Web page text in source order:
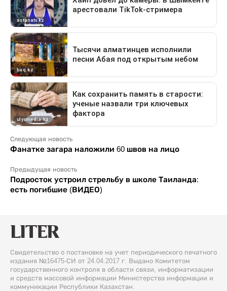
Следующая новость
Фанатке загара наложили 60 швов на лицо
Предыдущая новость
Подросток устроил стрельбу в школе Таиланда:
есть погибшие (ВИДЕО)
Свидетельство о постановке на учет периодического печатного
издания №16475-СИ от 24.04.2017 г. Выдано Комитетом
государственного контроля в области связи, информатизации
и средств массовой информации Министерства информации и
коммуникации Республики Казахстан.